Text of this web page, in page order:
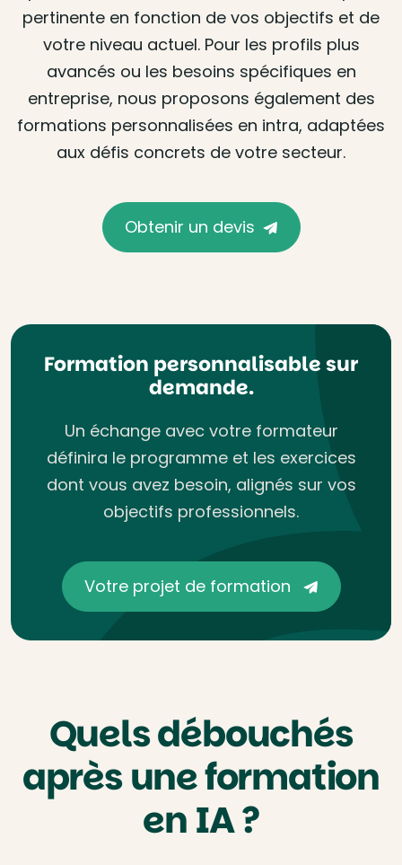
pertinente en fonction de vos objectifs et de
votre niveau actuel. Pour les profils plus
avancés ou les besoins spécifiques en
entreprise, nous proposons également des
formations personnalisées en intra, adaptées
aux défis concrets de votre secteur.
Obtenir un devis
Formation personnalisable sur
demande.
Un échange avec votre formateur
définira le programme et les exercices
dont vous avez besoin, alignés sur vos
objectifs professionnels.
Votre projet de formation
Quels débouchés
après une formation
en IA ?